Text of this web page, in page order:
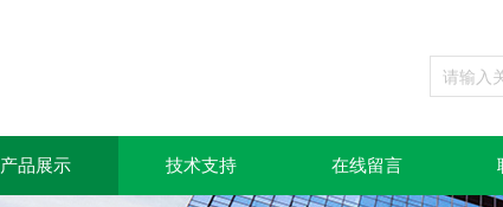
产品展示 技术支持 在线留言